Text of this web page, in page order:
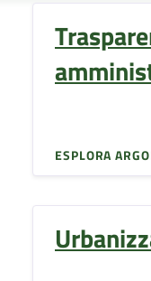
ESPLORA